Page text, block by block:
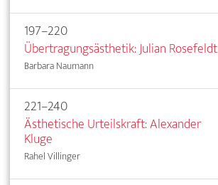
197–220
Übertragungsästhetik: Julian Rosefeldt
Barbara Naumann
221–240
Ästhetische Urteilskraft: Alexander
Kluge
Rahel Villinger